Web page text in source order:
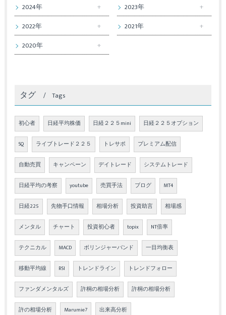
2024年
2023年
2022年
2021年
2020年
タグ Tags
初心者 日経平均株価 日経２２５mini 日経２２５オプション
SQ ライブトレード２２５ トレサポ プレミアム配信
自動売買 キャンペーン デイトレード システムトレード
日経平均の考察 youtube 売買手法 ブログ MT4
日経225 先物手口情報 相場分析 投資助言 相場感
メンタル チャート 投資初心者 topix NT倍率
テクニカル MACD ボリンジャーバンド 一目均衡表
移動平均線 RSI トレンドライン トレンドフォロー
ファンダメンタルズ 許桐の相場分析 許桐の相場分析
許の相場分析 Marumie7 出来高分析